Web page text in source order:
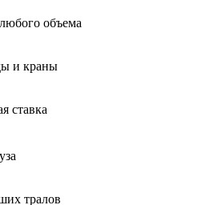
объема
и краны
ставка
тралов